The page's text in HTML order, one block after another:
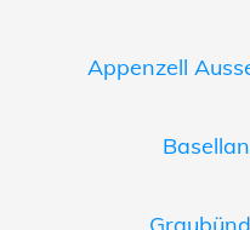
Appenzell